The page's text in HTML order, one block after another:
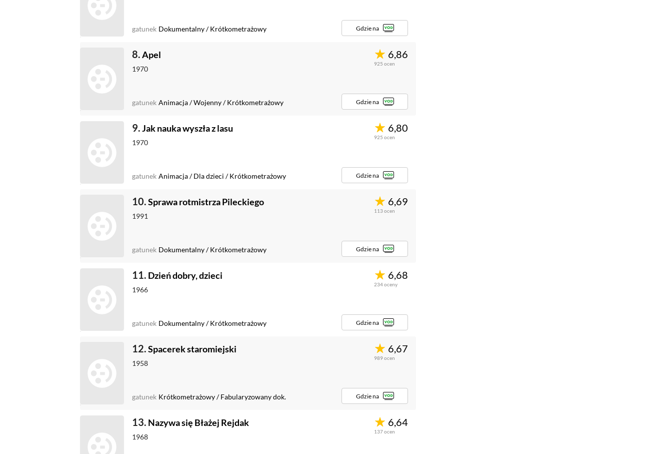
gatunek Dokumentalny/Krótkometrażowy Gdzie na
8.Apel
1970
6,86
925 ocen
gatunek Animacja/Wojenny/Krótkometrażowy Gdzie na
9.Jak nauka wyszła z lasu
1970
6,80
925 ocen
gatunek Animacja/Dla dzieci /Krótkometrażowy Gdzie na
10.Sprawa rotmistrza Pileckiego
1991
6,69
113ocen
gatunek Dokumentalny/Krótkometrażowy Gdzie na
11. Dzień dobry, dzieci
1966
6,68
234oceny
gatunek Dokumentalny/Krótkometrażowy Gdzie na
12.Spacerek staromiejski
1958
6,67
989ocen
gatunek Krótkometrażowy/Fabularyzowany dok. Gdzie na
13. Nazywa się Błażej Rejdak
1968
6,64
137ocen